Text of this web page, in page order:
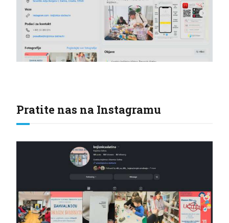
Pratite nas na Instagramu